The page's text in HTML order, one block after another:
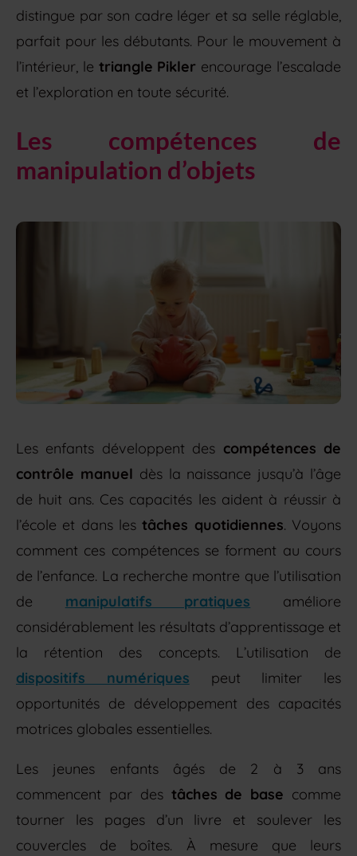
distingue par son cadre léger et sa selle réglable,
parfait pour les débutants. Pour le mouvement à
l’intérieur, le triangle Pikler encourage l’escalade
et l’exploration en toute sécurité.
Les compétences de
manipulation d’objets
Les enfants développent des compétences de
contrôle manuel dès la naissance jusqu’à l’âge
de huit ans. Ces capacités les aident à réussir à
l’école et dans lestâches quotidiennes. Voyons
comment ces compétences se forment au cours
de l’enfance. La recherche montre que l’utilisation
de manipulatifs pratiques améliore
considérablement les résultats d’apprentissage et
la rétention des concepts. L’utilisation de
dispositifs numériques peut limiter les
opportunités de développement des capacités
motrices globales essentielles.
Les jeunes enfants âgés de 2 à 3 ans
commencent par des tâches de base comme
tourner les pages d’un livre et soulever les
couvercles de boîtes. À mesure que leurs